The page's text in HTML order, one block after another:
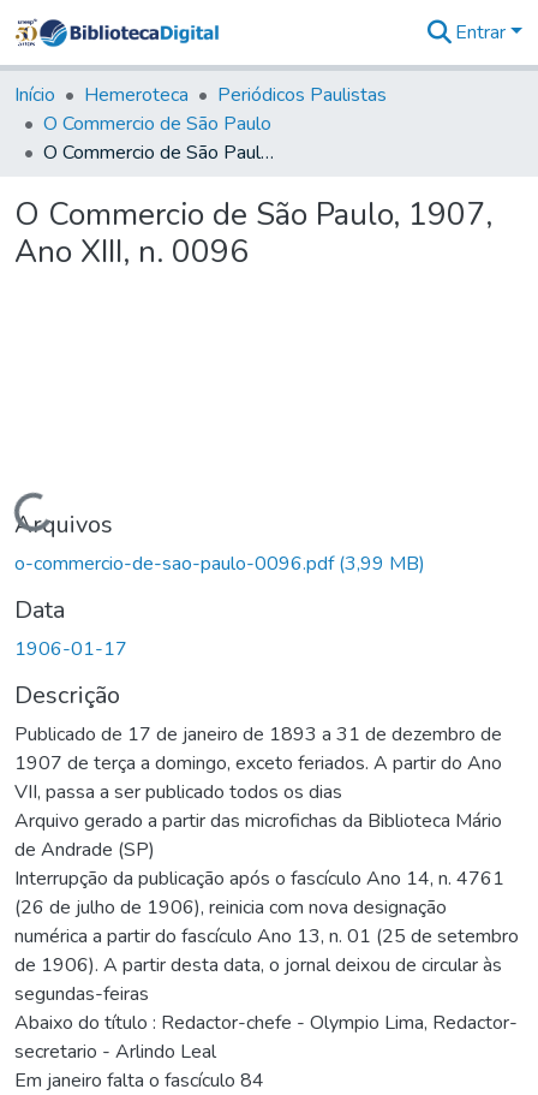
&
Coleções
Tudo na
Biblioteca
Estatísticas
Entrar
Início Hemeroteca
Periódicos Paulistas
O Commercio de São Paulo
O Commercio de São Paulo, 1907, Ano XIII, n. 0096
O Commercio de São Paulo, 1907,
Ano XIII, n. 0096
Carregando...
Arquivos
o-commercio-de-sao-paulo-0096.pdf(3,99 MB)
Data
1906-01-17
Descrição
Publicado de 17 de janeiro de 1893 a 31 de dezembro de
1907 de terça a domingo, exceto feriados. A partir do Ano
VII, passa a ser publicado todos os dias
Arquivo gerado a partir das microfichas da Biblioteca Mário
de Andrade (SP)
Interrupção da publicação após o fascículo Ano 14, n. 4761
(26 de julho de 1906), reinicia com nova designação
numérica a partir do fascículo Ano 13, n. 01 (25 de setembro
de 1906). A partir desta data, o jornal deixou de circular às
segundas-feiras
Abaixo do título : Redactor-chefe - Olympio Lima, Redactor-
secretario - Arlindo Leal
Em janeiro falta o fascículo 84